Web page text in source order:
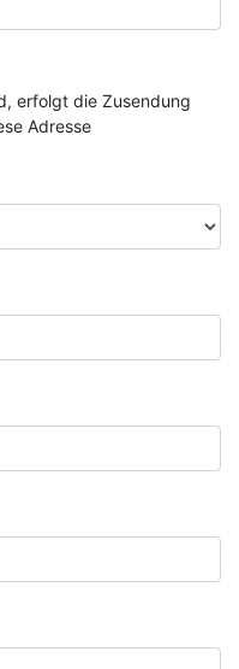
erfolgt die Zusendung
Adresse